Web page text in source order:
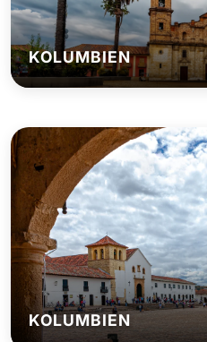
KOLUMBIEN
KOLUMBIEN